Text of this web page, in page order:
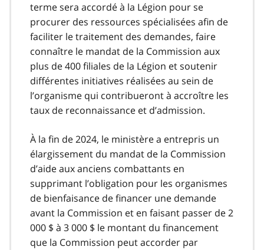
terme sera accordé à la Légion pour se
procurer des ressources spécialisées afin de
faciliter le traitement des demandes, faire
connaître le mandat de la Commission aux
plus de 400 filiales de la Légion et soutenir
différentes initiatives réalisées au sein de
l’organisme qui contribueront à accroître les
taux de reconnaissance et d’admission.
À la fin de 2024, le ministère a entrepris un
élargissement du mandat de la Commission
d’aide aux anciens combattants en
supprimant l’obligation pour les organismes
de bienfaisance de financer une demande
avant la Commission et en faisant passer de 2
000 $ à 3 000 $ le montant du financement
que la Commission peut accorder par